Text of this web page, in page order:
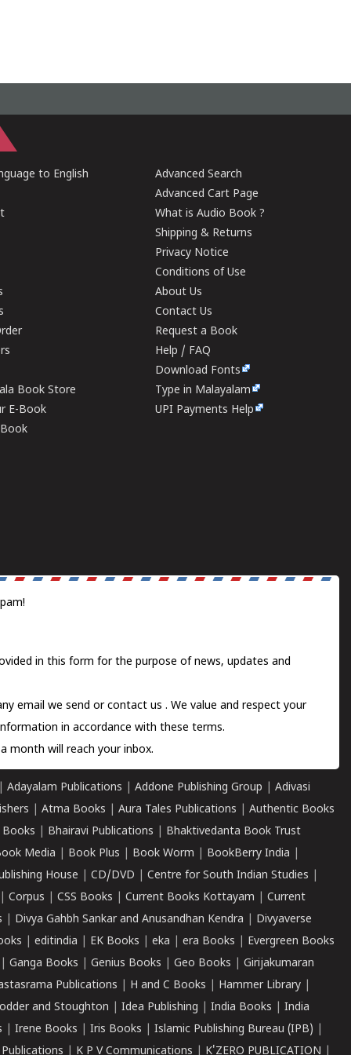
to English
Book Store
E-Book
Advanced Search
Advanced Cart Page
What is Audio Book ?
Shipping & Returns
Privacy Notice
Conditions of Use
About Us
Contact Us
Request a Book
Help / FAQ
Download Fonts
Type in Malayalam
UPI Payments Help
in this form for the purpose of news, updates and
email we send orcontact us . We value and respect your
in accordance with these terms.
month will reach your inbox.
Adayalam Publications Addone Publishing Group
Adivasi
Atma Books Aura Tales Publications
Authentic Books
Books Bhairavi Publications
Bhaktivedanta Book Trust
Media Book Plus Book Worm BookBerry India
House CD/DVD Centre for South Indian Studies
Corpus CSS Books Current Books Kottayam
Current
Divya Gahbh Sankar and Anusandhan Kendra
Divyaverse
editindia EK Books eka era Books
Evergreen Books
Ganga Books Genius Books Geo Books
Girijakumaran
Publications H and C Books Hammer Library
and Stoughton Idea Publishing India Books
India
Irene Books Iris Books Islamic Publishing Bureau (IPB)
K P V Communications K'ZERO PUBLICATION